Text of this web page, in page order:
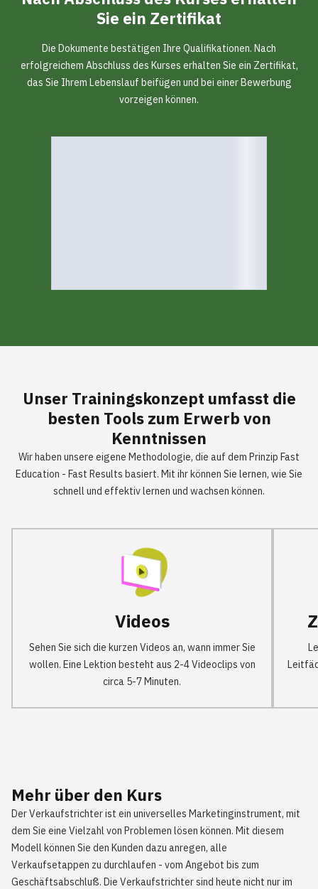
Sie ein Zertifikat
Die Dokumente bestätigen Ihre Qualifikationen. Nach
erfolgreichem Abschluss des Kurses erhalten Sie ein Zertifikat,
das Sie Ihrem Lebenslauf beifügen und bei einer Bewerbung
vorzeigen können.
Unser Trainingskonzept umfasst die
besten Tools zum Erwerb von
Kenntnissen
Wir haben unsere eigene Methodologie, die auf dem Prinzip Fast
Education - Fast Results basiert. Mit ihr können Sie lernen, wie Sie
schnell und effektiv lernen und wachsen können.
Videos
Sehen Sie sich die kurzen Videos an, wann immer Sie
wollen. Eine Lektion besteht aus 2-4 Videoclips von
circa 5-7 Minuten.
Mehr über den Kurs
Der Verkaufstrichter ist ein universelles Marketinginstrument, mit
dem Sie eine Vielzahl von Problemen lösen können. Mit diesem
Modell können Sie den Kunden dazu anregen, alle
Verkaufsetappen zu durchlaufen - vom Angebot bis zum
Geschäftsabschluß. Die Verkaufstrichter sind heute nicht nur im